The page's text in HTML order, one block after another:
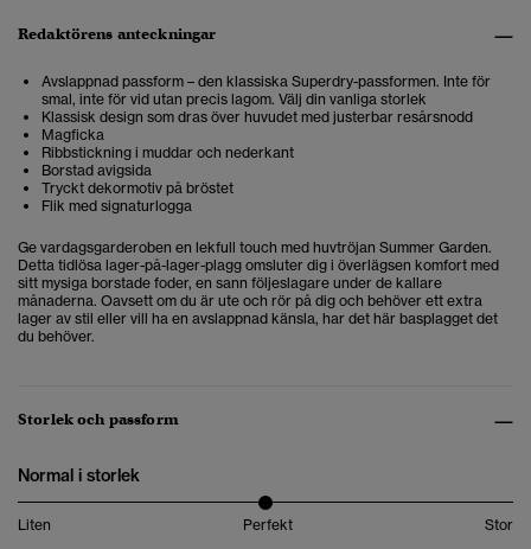
Redaktörens anteckningar
Avslappnad passform – den klassiska Superdry-passformen. Inte för
smal, inte för vid utan precis lagom. Välj din vanliga storlek
Klassisk design som dras över huvudet med justerbar resårsnodd
Magficka
Ribbstickning i muddar och nederkant
Borstad avigsida
Tryckt dekormotiv på bröstet
Flik med signaturlogga
Ge vardagsgarderoben en lekfull touch med huvtröjan Summer Garden.
Detta tidlösa lager-på-lager-plagg omsluter dig i överlägsen komfort med
sitt mysiga borstade foder, en sann följeslagare under de kallare
månaderna. Oavsett om du är ute och rör på dig och behöver ett extra
lager av stil eller vill ha en avslappnad känsla, har det här basplagget det
du behöver.
Storlek och passform
Normal i storlek
Liten Perfekt Stor